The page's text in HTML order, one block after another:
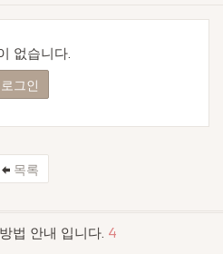
없습니다.
로그인
목록
법 안내 입니다. 4